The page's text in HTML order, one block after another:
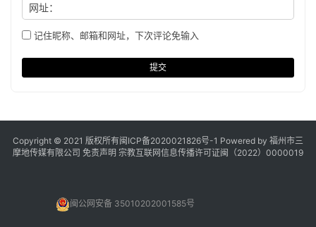
网址：
记住昵称、邮箱和网址，下次评论免输入
提交
Copyright © 2021 版权所有闽ICP备2020021826号-1 Powered by 福州市三
摩地传媒有限公司 免责声明 宗教互联网信息传播许可证闽（2022）0000019
闽公网安备 35010202001585号